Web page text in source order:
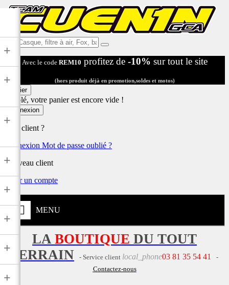
Ex:
Casque,
filtre
air,
Fox,
...
Avec le code REM10 profitez de -10% sur tout le site
(hors produit déjà en promotion,soldes et motos)
Panier
Désolé, votre panier est encore vide !
Connexion
Déjà client ?
Connexion Mot de passe oublié ?
Nouveau client
Créer un compte
MENU
+
+
+
+
+
+
+
+
LA BOUTIQUE DU TOUT
TERRAIN
- Service client local_phone03 81 35 54 41
-
Contactez-nous